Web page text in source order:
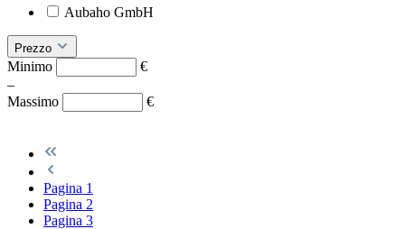
Aubaho GmbH
Prezzo
Minimo
€
–
Massimo
€
Pagina 1
Pagina 2
Pagina 3